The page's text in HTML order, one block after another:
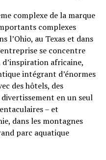
complexe de la marque
complexes
l’Ohio, au Texas et dans
se concentre
africaine,
intégrant d’énormes
des hôtels, des
en un seul
– et
dans les montagnes
parc aquatique